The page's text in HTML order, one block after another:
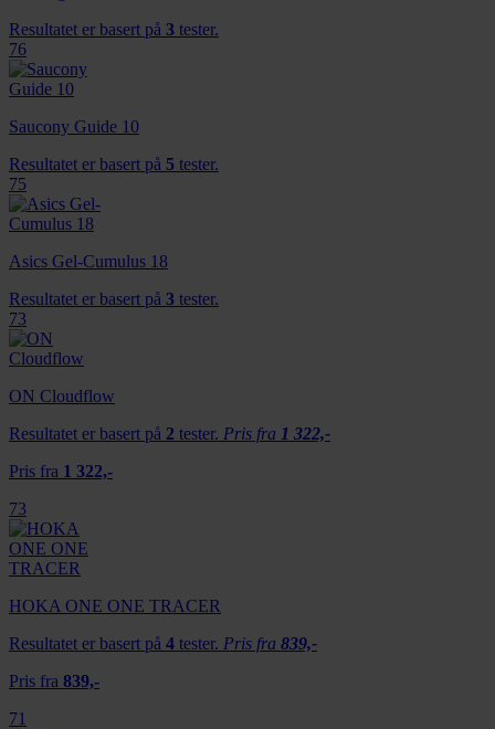
Resultatet er basert på 3 tester.
76
Saucony Guide 10
Resultatet er basert på 5 tester.
75
Asics Gel-Cumulus 18
Resultatet er basert på 3 tester.
73
ON Cloudflow
Resultatet er basert på 2 tester. Pris fra 1 322,-
Pris fra 1 322,-
73
HOKA ONE ONE TRACER
Resultatet er basert på 4 tester. Pris fra 839,-
Pris fra 839,-
71